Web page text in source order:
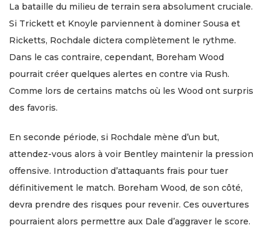
La bataille du milieu de terrain sera absolument cruciale.
Si Trickett et Knoyle parviennent à dominer Sousa et
Ricketts, Rochdale dictera complètement le rythme.
Dans le cas contraire, cependant, Boreham Wood
pourrait créer quelques alertes en contre via Rush.
Comme lors de certains matchs où les Wood ont surpris
des favoris.
En seconde période, si Rochdale mène d’un but,
attendez-vous alors à voir Bentley maintenir la pression
offensive. Introduction d’attaquants frais pour tuer
définitivement le match. Boreham Wood, de son côté,
devra prendre des risques pour revenir. Ces ouvertures
pourraient alors permettre aux Dale d’aggraver le score.